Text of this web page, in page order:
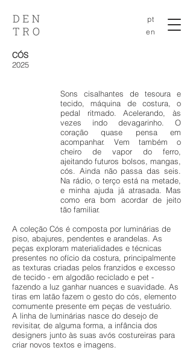
pt
en
CÓS
2025
Sons cisalhantes de tesoura e
tecido, máquina de costura, o
pedal ritmado. Acelerando, às
vezes indo devagarinho. O
coração quase pensa em
acompanhar. Vem também o
cheiro de vapor do ferro,
ajeitando futuros bolsos, mangas,
cós. Ainda não passa das seis.
Na rádio, o terço está na metade,
e minha ajuda já atrasada. Mas
como era bom acordar de jeito
tão familiar.
A coleção Cós é composta por luminárias de
piso, abajures, pendentes e arandelas. As
peças exploram materialidades e técnicas
presentes no ofício da costura, principalmente
as texturas criadas pelos franzidos e excesso
de tecido - em algodão reciclado e pet -
fazendo a luz ganhar nuances e suavidade. As
tiras em latão fazem o gesto do cós, elemento
comumente presente em peças de vestuário.
A linha de luminárias nasce do desejo de
revisitar, de alguma forma, a infância dos
designers junto às suas avós costureiras para
criar novos textos e imagens.